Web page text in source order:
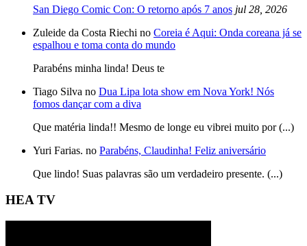
San Diego Comic Con: O retorno após 7 anos jul 28, 2026
Zuleide da Costa Riechi no Coreia é Aqui: Onda coreana já se
espalhou e toma conta do mundo
Parabéns minha linda! Deus te
Tiago Silva no Dua Lipa lota show em Nova York! Nós
fomos dançar com a diva
Que matéria linda!! Mesmo de longe eu vibrei muito por (...)
Yuri Farias. no Parabéns, Claudinha! Feliz aniversário
Que lindo! Suas palavras são um verdadeiro presente. (...)
HEA TV